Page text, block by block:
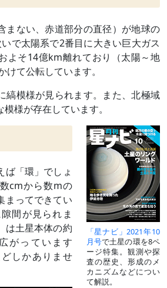
まない、赤道部分の直径）が地球の
で太陽系で2番目に大きい巨大ガス
よそ14億km離れており（太陽～地
て公転しています。
縞模様が見られます。また、北極域
様が存在しています。
ば「環」でしょ
cmから数mの
まってできてい
間が見られま
は土星本体の約
がっています
しかありませ
「星ナビ」2021年10
月号で土星の環を8ペ
ージ特集。観測や探
査の歴史、形成のメ
カニズムなどについ
て解説。